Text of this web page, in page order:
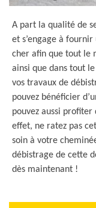
A part la qualité de
et s’engage à
cher afin que tout le
ainsi que dans tout
vos travaux de
pouvez bénéficier
pouvez aussi
effet, ne ratez pas
soin à votre
débistrage de cette
dès maintenant !